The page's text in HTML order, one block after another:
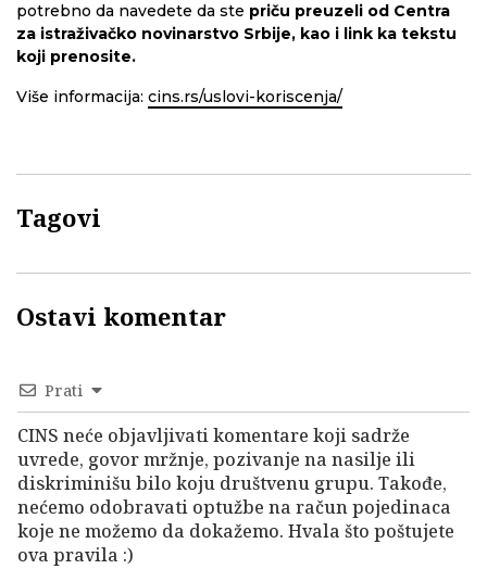
potrebno da navedete da ste priču preuzeli od Centra
za istraživačko novinarstvo Srbije, kao i link ka tekstu
koji prenosite.
Više informacija: cins.rs/uslovi-koriscenja/
Tagovi
Ostavi komentar
Prati
CINS neće objavljivati komentare koji sadrže
uvrede, govor mržnje, pozivanje na nasilje ili
diskriminišu bilo koju društvenu grupu. Takođe,
nećemo odobravati optužbe na račun pojedinaca
koje ne možemo da dokažemo. Hvala što poštujete
ova pravila :)